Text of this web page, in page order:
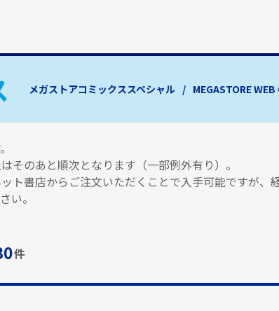
メガストアコミックススペシャル MEGASTORE WEB
そのあと順次となります（一部例外有り）。
ト書店からご注文いただくことで入手可能ですが
い。
件